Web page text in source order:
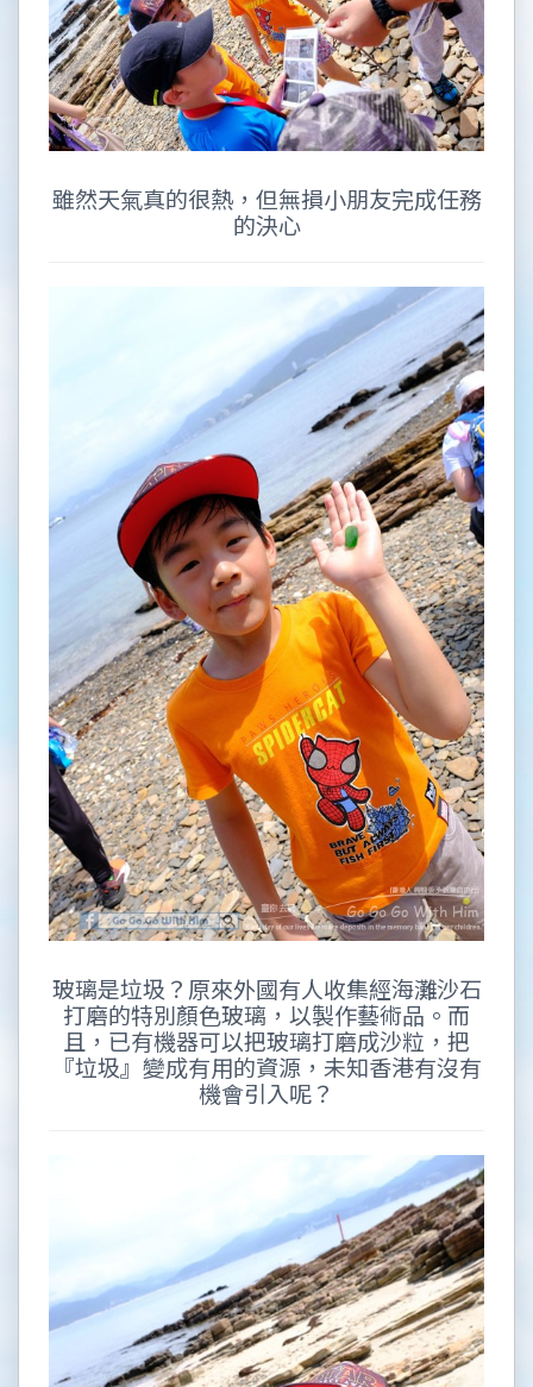
雖然天氣真的很熱，但無損小朋友完成任務
的決心
玻璃是垃圾？原來外國有人收集經海灘沙石
打磨的特別顏色玻璃，以製作藝術品。而
且，已有機器可以把玻璃打磨成沙粒，把
『垃圾』變成有用的資源，未知香港有沒有
機會引入呢？